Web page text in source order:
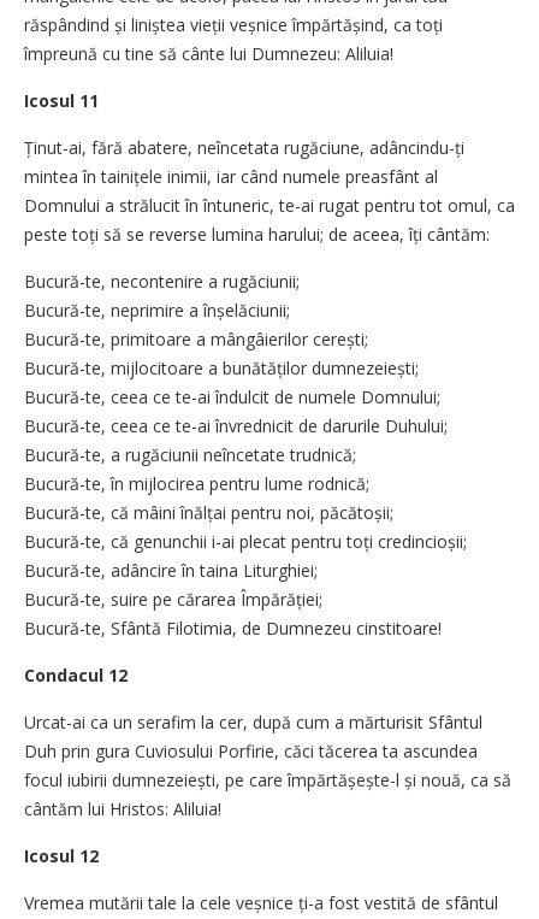
răspândind și liniștea vieții veșnice împărtășind, ca toți
împreună cu tine să cânte lui Dumnezeu: Aliluia!
Icosul 11
Ținut-ai, fără abatere, neîncetata rugăciune, adâncindu-ți
mintea în tainițele inimii, iar când numele preasfânt al
Domnului a strălucit în întuneric, te-ai rugat pentru tot omul, ca
peste toți să se reverse lumina harului; de aceea, îți cântăm:
Bucură-te, necontenire a rugăciunii;
Bucură-te, neprimire a înșelăciunii;
Bucură-te, primitoare a mângâierilor cerești;
Bucură-te, mijlocitoare a bunătăților dumnezeiești;
Bucură-te, ceea ce te-ai îndulcit de numele Domnului;
Bucură-te, ceea ce te-ai învrednicit de darurile Duhului;
Bucură-te, a rugăciunii neîncetate trudnică;
Bucură-te, în mijlocirea pentru lume rodnică;
Bucură-te, că mâini înălțai pentru noi, păcătoșii;
Bucură-te, că genunchii i-ai plecat pentru toți credincioșii;
Bucură-te, adâncire în taina Liturghiei;
Bucură-te, suire pe cărarea Împărăției;
Bucură-te, Sfântă Filotimia, de Dumnezeu cinstitoare!
Condacul 12
Urcat-ai ca un serafim la cer, după cum a mărturisit Sfântul
Duh prin gura Cuviosului Porfirie, căci tăcerea ta ascundea
focul iubirii dumnezeiești, pe care împărtășește-l și nouă, ca să
cântăm lui Hristos: Aliluia!
Icosul 12
Vremea mutării tale la cele veșnice ți-a fost vestită de sfântul